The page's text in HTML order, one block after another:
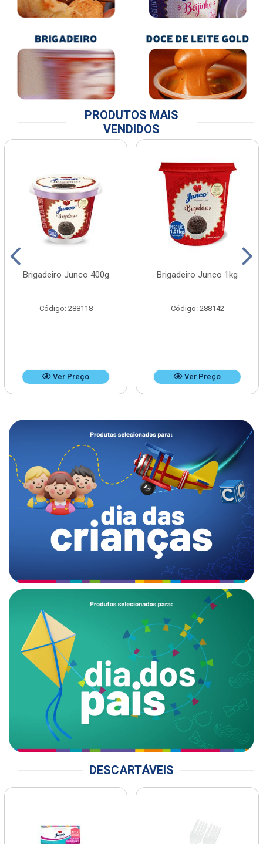
PRODUTOS MAIS
VENDIDOS
Brigadeiro Junco 400g
Código: 288118
Ver Preço
Brigadeiro Junco 1kg
Código: 288142
Ver Preço
DESCARTÁVEIS